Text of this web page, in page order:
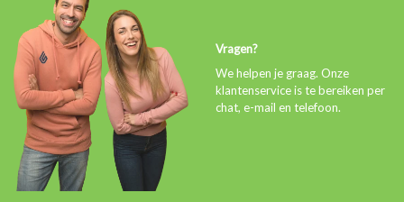
Vragen?
We helpen je graag. Onze
klantenservice is te bereiken per
chat, e-mail en telefoon.